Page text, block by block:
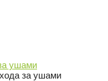
ушами
за ушами